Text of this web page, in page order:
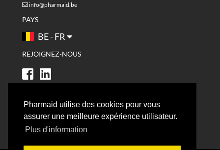
Pharmaid utilise des cookies pour vous
assurer une meilleure expérience utilisateur.
Plus d'information
info@pharmaid.be
PAYS
BE - FR
REJOIGNEZ-NOUS